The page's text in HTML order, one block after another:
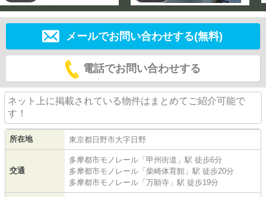
メールでお問い合わせする(無料)
電話でお問い合わせする
ネット上に掲載されている物件はまとめてご紹介可能で
す！
所在地 東京都日野市大字日野
交通
多摩都市モノレール 「甲州街道 」駅 徒歩6分
多摩都市モノレール 「柴崎体育館 」駅 徒歩20分
多摩都市モノレール 「万願寺 」駅 徒歩19分